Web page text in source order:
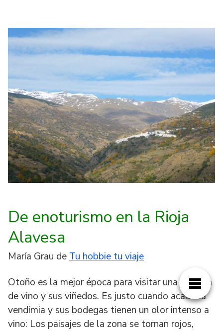
De enoturismo en la Rioja
Alavesa
María Grau de Tu hobbie tu viaje
Otoño es la mejor época para visitar una bodega
de vino y sus viñedos. Es justo cuando acaba la
vendimia y sus bodegas tienen un olor intenso a
vino: Los paisajes de la zona se tornan rojos,